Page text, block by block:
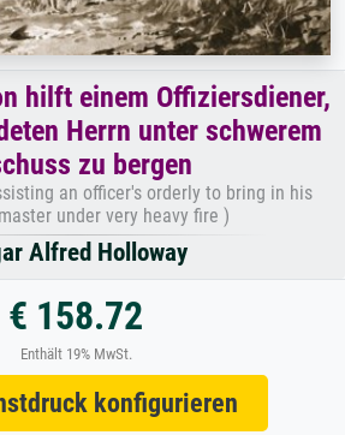
hilft einem Offiziersdiener,
Herrn unter schwerem
zu bergen
an officer's orderly to bring in his
under very heavy fire )
Alfred Holloway
€ 158.72
Enthält 19% MwSt.
konfigurieren